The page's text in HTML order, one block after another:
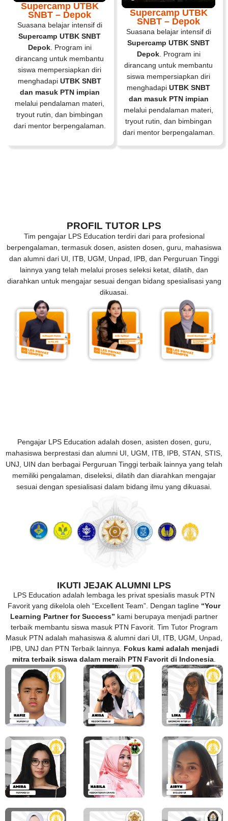
Supercamp UTBK
SNBT – Depok
Suasana belajar intensif di
Supercamp UTBK SNBT
Depok. Program ini
dirancang untuk membantu
siswa mempersiapkan diri
menghadapi UTBK SNBT
dan masuk PTN impian
melalui pendalaman materi,
tryout rutin, dan bimbingan
dari mentor berpengalaman.
Supercamp UTBK
SNBT – Depok
Suasana belajar intensif di
Supercamp UTBK SNBT
Depok. Program ini
dirancang untuk membantu
siswa mempersiapkan diri
menghadapi UTBK SNBT
dan masuk PTN impian
melalui pendalaman materi,
tryout rutin, dan bimbingan
dari mentor berpengalaman.
PROFIL TUTOR LPS
Tim pengajar LPS Education terdiri dari para profesional
berpengalaman, termasuk dosen, asisten dosen, guru, mahasiswa
dan alumni dari UI, ITB, UGM, Unpad, IPB, dan Perguruan Tinggi
lainnya yang telah melalui proses seleksi ketat, dilatih, dan
diarahkan untuk mengajar sesuai dengan bidang spesialisasi yang
dikuasai.
Pengajar LPS Education adalah dosen, asisten dosen, guru,
mahasiswa berprestasi dan alumni UI, UGM, ITB, IPB, STAN, STIS,
UNJ, UIN dan berbagai Perguruan Tinggi terbaik lainnya yang telah
memiliki pengalaman, diseleksi, dilatih dan diarahkan mengajar
sesuai dengan spesialisasi dalam bidang ilmu yang dikuasai.
IKUTI JEJAK ALUMNI LPS
LPS Education adalah lembaga les privat spesialis masuk PTN
Favorit yang dikelola oleh “Excellent Team”. Dengan tagline “Your
Learning Partner for Success” kami berupaya menjadi partner
terbaik membantu siswa masuk PTN Favorit. Tim Tutor Program
Masuk PTN adalah mahasiswa & alumni dari UI, ITB, UGM, Unpad,
IPB, UNJ dan PTN Terbaik lainnya. Fokus kami adalah menjadi
mitra terbaik siswa dalam meraih PTN Favorit di Indonesia.